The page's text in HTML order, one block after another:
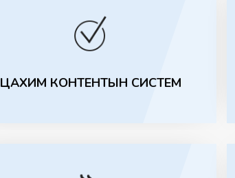
ЦАХИМ КОНТЕНТЫН СИСТЕМ